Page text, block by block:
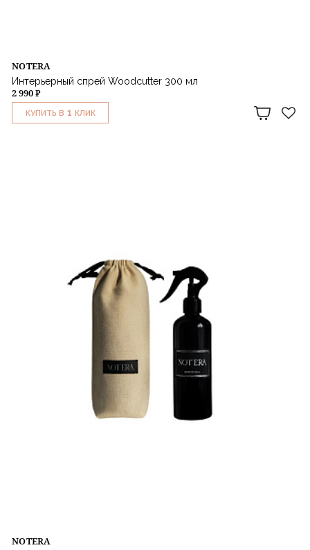
NOTERA
Интерьерный спрей Woodcutter 300 мл
2 990 ₽
КУПИТЬ В 1 КЛИК
NOTERA